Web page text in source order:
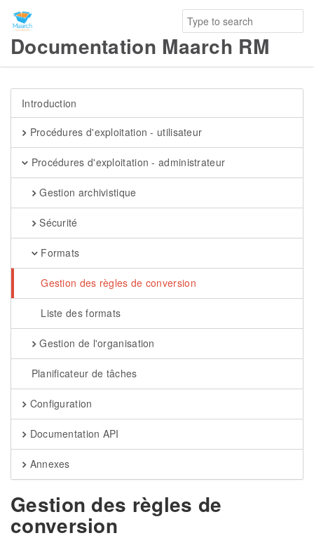
Documentation Maarch RM
Introduction
Procédures d'exploitation - utilisateur
Procédures d'exploitation - administrateur
Gestion archivistique
Sécurité
Formats
Gestion des règles de conversion
Liste des formats
Gestion de l'organisation
Planificateur de tâches
Configuration
Documentation API
Annexes
Gestion des règles de
conversion